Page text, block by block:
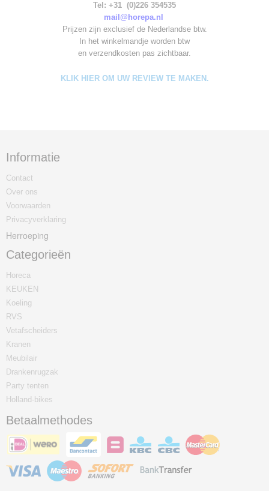
Tel: +31 (0)226 354535
mail@horepa.nl
Prijzen zijn exclusief de Nederlandse btw.
In het winkelmandje worden btw
en verzendkosten pas zichtbaar.
KLIK HIER OM UW REVIEW TE MAKEN.
Informatie
Contact
Over ons
Voorwaarden
Privacyverklaring
Herroeping
Categorieën
Horeca
KEUKEN
Koeling
RVS
Vetafscheiders
Kranen
Meubilair
Drankenrugzak
Party tenten
Holland-bikes
Betaalmethodes